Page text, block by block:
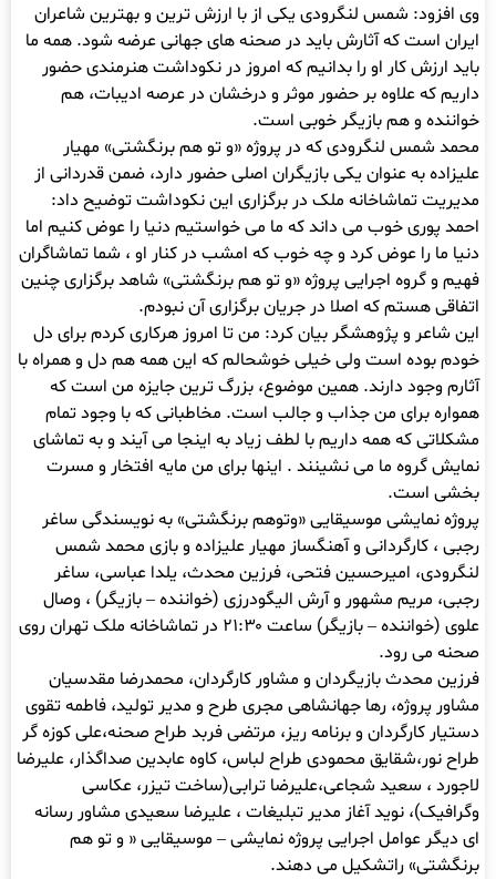
وی افزود: شمس لنگرودی یکی از با ارزش ترین و بهترین شاعران
ایران است که آثارش باید در صحنه های جهانی عرضه شود. همه ما
باید ارزش کار او را بدانیم که امروز در نکوداشت هنرمندی حضور
داریم که علاوه بر حضور موثر و درخشان در عرصه ادیبات، هم
خواننده و هم بازیگر خوبی است.
محمد شمس لنگرودی که در پروژه «و تو هم برنگشتی» مهیار
علیزاده به عنوان یکی بازیگران اصلی حضور دارد، ضمن قدردانی از
مدیریت تماشاخانه ملک در برگزاری این نکوداشت توضیح داد:
احمد پوری خوب می داند که ما می خواستیم دنیا را عوض کنیم اما
دنیا ما را عوض کرد و چه خوب که امشب در کنار او ، شما تماشاگران
فهیم و گروه اجرایی پروژه «و تو هم برنگشتی» شاهد برگزاری چنین
اتفاقی هستم که اصلا در جریان برگزاری آن نبودم.
این شاعر و پژوهشگر بیان کرد: من تا امروز هرکاری کردم برای دل
خودم بوده است ولی خیلی خوشحالم که این همه هم دل و همراه با
آثارم وجود دارند. همین موضوع، بزرگ ترین جایزه من است که
همواره برای من جذاب و جالب است. مخاطبانی که با وجود تمام
مشکلاتی که همه داریم با لطف زیاد به اینجا می آیند و به تماشای
نمایش گروه ما می نشینند . اینها برای من مایه افتخار و مسرت
بخشی است.
پروژه نمایشی موسیقایی «وتوهم برنگشتی» به نویسندگی ساغر
رجبی ، کارگردانی و آهنگساز مهیار علیزاده و بازی محمد شمس
لنگرودی، امیرحسین فتحی، فرزین محدث، یلدا عباسی، ساغر
رجبی، مریم مشهور و آرش الیگودرزی (خواننده – بازیگر) ، وصال
علوی (خواننده – بازیگر) ساعت ۲۱:۳۰ در تماشاخانه ملک تهران روی
صحنه می رود.
فرزین محدث بازیگردان و مشاور کارگردان، محمدرضا مقدسیان
مشاور پروژه، رها جهانشاهی مجری طرح و مدیر تولید، فاطمه تقوی
دستیار کارگردان و برنامه ریز، مرتضی فربد طراح صحنه،علی کوزه گر
طراح نور،شقایق محمودی طراح لباس، کاوه عابدین صداگذار، علیرضا
لاجورد ، سعید شجاعی،علیرضا ترابی(ساخت تیزر، عکاسی
وگرافیک)، نوید آغاز مدیر تبلیغات ، علیرضا سعیدی مشاور رسانه
ای دیگر عوامل اجرایی پروژه نمایشی – موسیقایی « و تو هم
برنگشتی» راتشکیل می دهند.